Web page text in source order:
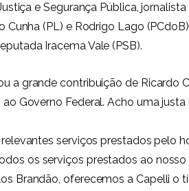
e Segurança Pública, jornalista
(PL) e Rodrigo Lago
Iracema Vale (PSB).
a grande contribuição de Ricardo
Governo Federal. Acho uma justa
serviços prestados pelo
os serviços prestados ao nosso
Brandão, oferecemos a Capelli o